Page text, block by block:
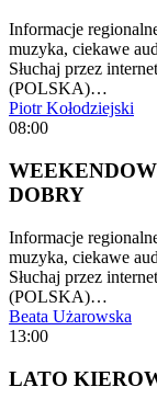
Informacje
muzyka, ciekawe
Słuchaj przez
(POLSKA)…
Piotr Kołodziejski
08:00
DOBRY
Informacje
muzyka, ciekawe
Słuchaj przez
(POLSKA)…
Beata Użarowska
13:00
LATO